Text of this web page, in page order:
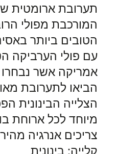
תערובת ארומטית של
המורכבת מפולי
הטובים ביותר
עם פולי הערביקה
אמריקה אשר נבחרו
הביאו לתערובת
הצלייה הבינונית
מיוחד לכל ארוחת
צריכים אנרגיה מהירה.
קלייה: בינונית